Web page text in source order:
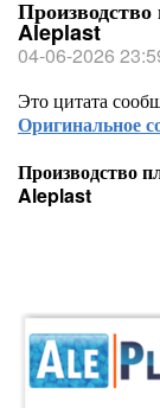
Aleplast
04-06-2026
Это цитата
Оригинальное
Производство
Aleplast